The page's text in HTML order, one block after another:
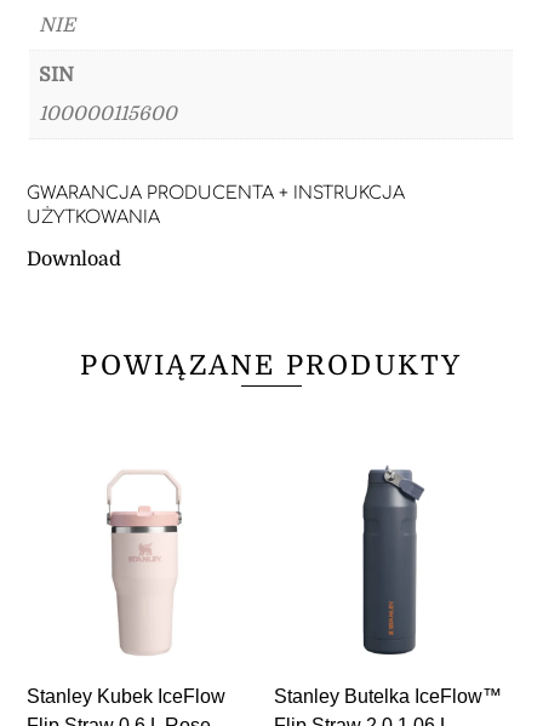
NIE
SIN
100000115600
GWARANCJA PRODUCENTA + INSTRUKCJA
UŻYTKOWANIA
Download
POWIĄZANE PRODUKTY
Stanley Kubek IceFlow
Stanley Butelka IceFlow™